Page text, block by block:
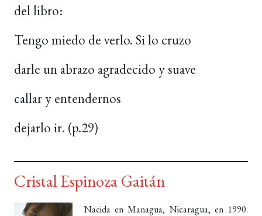
del libro:
Tengo miedo de verlo. Si lo cruzo
darle un abrazo agradecido y suave
callar y entendernos
dejarlo ir. (p.29)
Cristal Espinoza Gaitán
Nacida en Managua, Nicaragua, en 1990.